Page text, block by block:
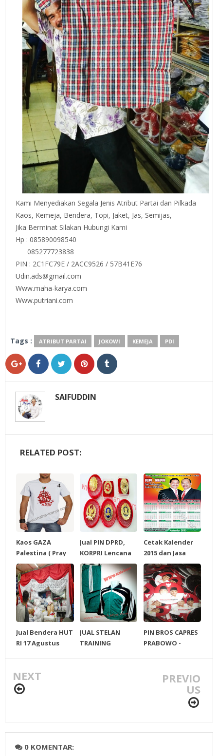
Kami Menyediakan Segala Jenis Atribut Partai dan Pilkada
Kaos, Kemeja, Bendera, Topi, Jaket, Jas, Semijas,
Jika Berminat Silakan Hubungi Kami
Hp : 085890098540
085277723838
PIN : 2C1FC79E / 2ACC9526 / 57B41E76
Udin.ads@gmail.com
Www.maha-karya.com
Www.putriani.com
Tags : ATRIBUT PARTAI JOKOWI KEMEJA PDI
SAIFUDDIN
RELATED POST:
Kaos GAZA
Palestina ( Pray
For GAZA)
Jual PIN DPRD,
KORPRI Lencana
dan Nama Dada
(NameTag)
Cetak Kalender
2015 dan Jasa
Desain Kalender
2015
Jual Bendera HUT
RI 17 Agustus
JUAL STELAN
TRAINING
PIN BROS CAPRES
PRABOWO -
NEXT PREVIO
US
0 KOMENTAR: